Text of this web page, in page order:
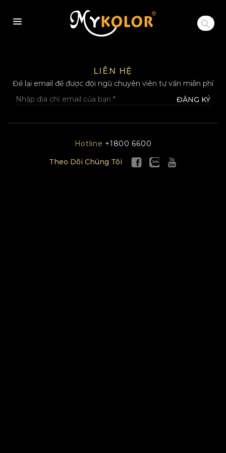
MYKOLOR
LIÊN HỆ
Để lại email để được đội ngũ chuyên viên tư vấn miễn phí
ĐĂNG KÝ
Hotline +1800 6600
Theo Dõi Chúng Tôi